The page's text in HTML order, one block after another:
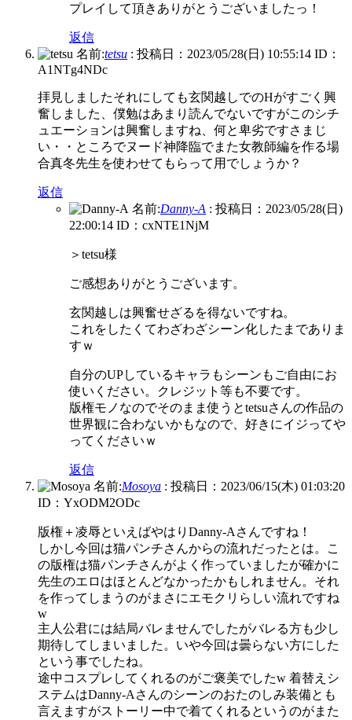
プレイして頂きありがとうございましたっ！
返信
名前:tetsu : 投稿日：2023/05/28(日) 10:55:14 ID：
A1NTg4NDc
拝見しましたそれにしても玄関越しでのHがすごく興
奮しました、僕勉はあまり読んでないですがこのシチ
ュエーションは興奮しますね、何と卑劣ですさまじ
い・・ところでヌード神降臨でまた女教師編を作る場
合真冬先生を使わせてもらって用でしょうか？
返信
名前:Danny-A : 投稿日：2023/05/28(日)
22:00:14 ID：cxNTE1NjM
＞tetsu様
ご感想ありがとうございます。
玄関越しは興奮せざるを得ないですね。
これをしたくてわざわざシーン化したまでありま
すｗ
自分のUPしているキャラもシーンもご自由にお
使いください。クレジット等も不要です。
版権モノなのでそのまま使うとtetsuさんの作品の
世界観に合わないかもなので、好きにイジってや
ってくださいｗ
返信
名前:Mosoya : 投稿日：2023/06/15(木) 01:03:20
ID：YxODM2ODc
版権＋凌辱といえばやはりDanny-Aさんですね！
しかし今回は猫パンチさんからの流れだったとは。こ
の版権は猫パンチさんがよく作っていましたが確かに
先生のエロはほとんどなかったかもしれません。それ
を作ってしまうのがまさにエモクリらしい流れですね
w
主人公君には結局バレませんでしたがバレる方も少し
期待してしまいました。いや今回は曇らない方にした
という事でしたね。
途中コスプレしてくれるのがご褒美でしたw 着替えシ
ステムはDanny-Aさんのシーンのおたのしみ装備とも
言えますがストーリー中で着てくれるというのがまた